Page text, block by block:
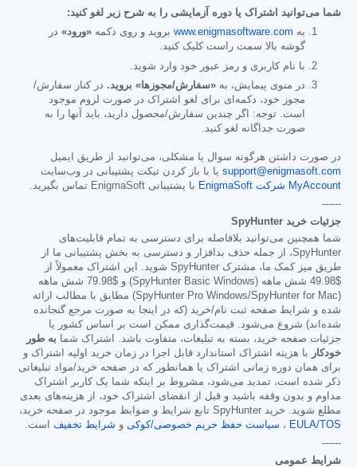
شما می‌توانید اشتراک یا دوره آزمایشی را به شرح زیر لغو کنید:
به www.enigmasoftware.com بروید و روی دکمه «ورود» در
گوشه بالا سمت راست کلیک کنید.
با نام کاربری و رمز عبور خود وارد شوید.
در منوی پیمایش، به «سفارش/مجوزها» بروید. در کنار سفارش/
مجوز خود، دکمه‌ای برای لغو اشتراک در صورت لزوم موجود
است. توجه: اگر چندین سفارش/محصول دارید، باید آنها را به
صورت جداگانه لغو کنید.
در صورت داشتن هرگونه سوال یا مشکلی، می‌توانید از طریق ایمیل
support@enigmasoft.com یا با باز کردن تیکت پشتیبانی در وب‌سایت
MyAccount شرکت EnigmaSoft
با پشتیبانی EnigmaSoft تماس بگیرید.
------
جزئیات خرید SpyHunter
شما همچنین می‌توانید بلافاصله برای دسترسی به تمام قابلیت‌های
SpyHunter، از جمله حذف بدافزار و دسترسی به بخش پشتیبانی ما از
طریق میز کمک ما، مشترک SpyHunter شوید. این اشتراک معمولاً از
$49.98
شش ماهه (SpyHunter Basic Windows) و $79.98
شش ماهه
(SpyHunter Pro Windows/SpyHunter for Mac) مطابق با مطالب ارائه
شده و شرایط صفحه ثبت نام/خرید (که در اینجا به صورت مرجع گنجانده
شده‌اند) شروع می‌شود. قیمت‌گذاری ممکن است بر اساس کشور یا
جزئیات صفحه خرید، بسته به تبلیغات، متفاوت باشد. اشتراک شما به طور
خودکار
با هزینه اشتراک استاندارد قابل اجرا در زمان خرید اولیه اشتراک و
برای همان دوره زمانی اشتراک یا همانطور که در صفحه خرید/مواد تبلیغاتی
ذکر شده است، تمدید می‌شود، مشروط بر اینکه شما یک کاربر اشتراک
مداوم و بدون وقفه باشید و قبل از انقضای اشتراک خود، از هزینه‌های بعدی
مطلع شوید. خرید SpyHunter تابع شرایط و ضوابط موجود در صفحه خرید،
EULA/TOS ، سیاست حفظ حریم خصوصی/کوکی و شرایط تخفیف است.
------
شرایط عمومی